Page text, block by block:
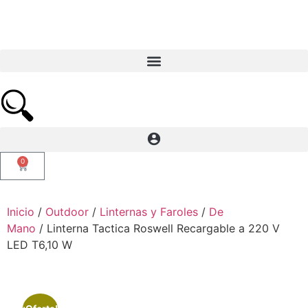
0
Inicio / Outdoor / Linternas y Faroles / De
Mano / Linterna Tactica Roswell Recargable a 220 V
LED T6,10 W